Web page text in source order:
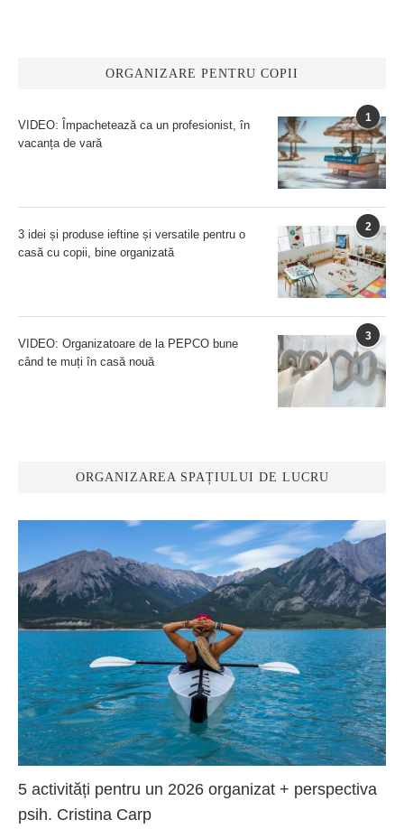
ORGANIZARE PENTRU COPII
1
VIDEO: Împachetează ca un profesionist, în
vacanța de vară
2
3 idei și produse ieftine și versatile pentru o
casă cu copii, bine organizată
3
VIDEO: Organizatoare de la PEPCO bune
când te muți în casă nouă
ORGANIZAREA SPAȚIULUI DE LUCRU
5 activități pentru un 2026 organizat + perspectiva
psih. Cristina Carp